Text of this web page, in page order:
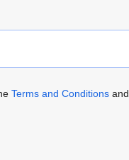
Terms and Conditionsand